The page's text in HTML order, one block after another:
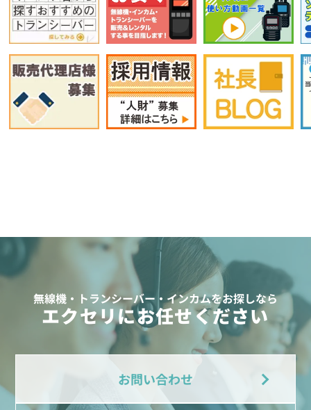
無線機・トランシーバー・インカムをお探しなら
エクセリにお任せください
お問い合わせ